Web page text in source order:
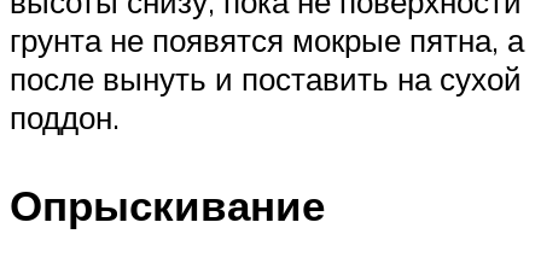
грунта не появятся мокрые пятна, а
после вынуть и поставить на сухой
поддон.
Опрыскивание